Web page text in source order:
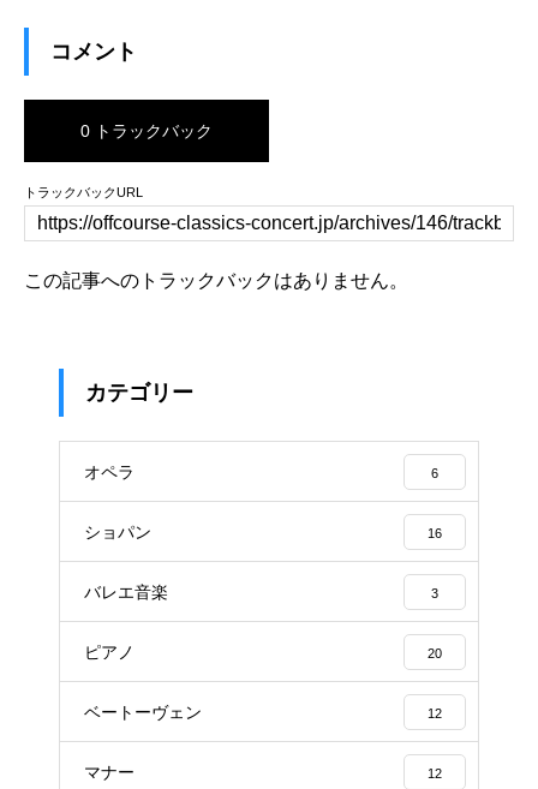
コメント
0 トラックバック
トラックバックURL
この記事へのトラックバックはありません。
カテゴリー
オペラ 6
ショパン 16
バレエ音楽 3
ピアノ 20
ベートーヴェン 12
マナー 12